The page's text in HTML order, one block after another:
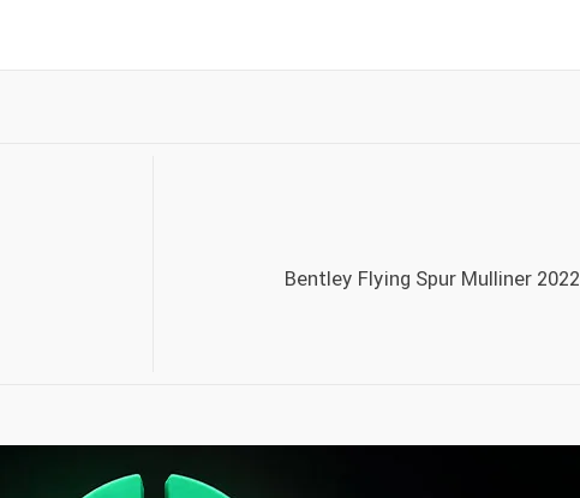
Bentley Flying Spur Mulliner 2022